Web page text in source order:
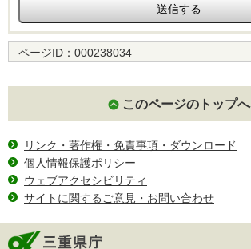
ページID： 000238034
このページのトップへ
リンク・著作権・免責事項・ダウンロード
個人情報保護ポリシー
ウェブアクセシビリティ
サイトに関するご意見・お問い合わせ